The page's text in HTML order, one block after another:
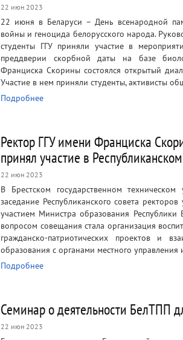
22 июн 2023
22 июня в Беларуси – День всенародной
войны и геноцида белорусского народа.
студенты ГГУ приняли участие в
преддверии скорбной даты на базе
Франциска Скорины состоялся открытый
Участие в нем приняли студенты, активисты
Подробнее
Ректор ГГУ имени Франциска
принял участие в
22 июн 2023
В Брестском государственном техническом
заседание Республиканского совета
участием Министра образования
вопросом совещания стала организация
гражданско-патриотических проектов и
образования с органами местного управления
Подробнее
Семинар о деятельности БелТПП
22 июн 2023